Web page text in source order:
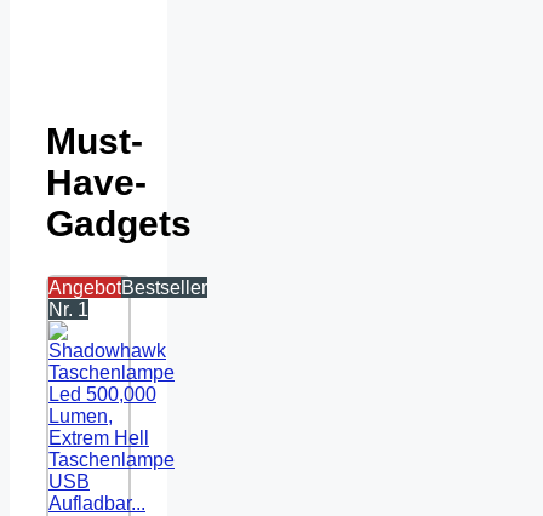
Must-
Have-
Gadgets
AngebotBestseller
Nr. 1